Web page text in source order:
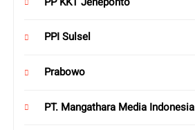
PPI Sulsel
Prabowo
PT. Mangathara Media Indonesia